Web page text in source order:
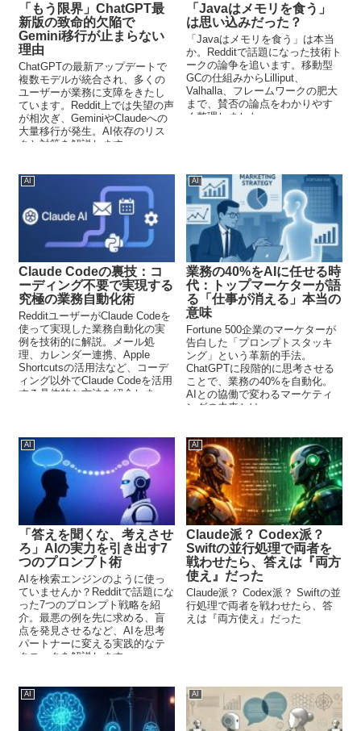
「もう限界」ChatGPT最
新版の致命的欠陥で
Gemini移行が止まらない
理由
ChatGPTの最新アップデートで
複数モデルが統合され、多くの
ユーザーが業務に支障をきたし
ています。Reddit上では失望の声
が相次ぎ、GeminiやClaudeへの
大量移行が発生。AI依存のリス
クと対策を解説します。
「Javaはメモリを食う」
は思い込みだった？
「Javaはメモリを食う」は本当
か。Redditで話題になった技術ト
ークの論争を追います。移動型
GCの仕組みからLilliput、
Valhalla、フレームワークの肥大
まで、賛否の論点をわかりやす
く整理しました。
AI
Claude Codeの裏技：コ
ーディング不要で実現する
究極の業務自動化術
RedditユーザーがClaude Codeを
使って実現した業務自動化の実
例を技術的に解説。メール処
理、カレンダー連携、Apple
Shortcutsの活用法など、コーデ
ィング以外でClaude Codeを活用
する具体的な方法を紹介しま
AI
業務の40%をAIに任せる時
代：トップマーケターが語
る「仕事が消える」本当の
意味
Fortune 500企業のマーケターが
告白した「プロンプトスタッキ
ング」という革新的手法。
ChatGPTに段階的に思考させる
ことで、業務の40%を自動化。
AIとの協働で変わるマーケティ
ングの未来とは。
AI
「答えを聞くな、考えさせ
ろ」AIの実力を引き出す7
つのプロンプト術
AIを検索エンジンのように使っ
ていませんか？Redditで話題にな
った7つのプロンプト戦略を紹
介。最悪の例を先に求める、盲
点を発見させるなど、AIを思考
パートナーに変える実践的なテ
クニックを解説します。
AI
Claude派？ Codex派？
Swiftの並行処理で両者を
戦わせたら、答えは『両方
使え』だった
Claude派？ Codex派？ Swiftの並
行処理で両者を戦わせたら、答
えは『両方使え』だった
AI AI